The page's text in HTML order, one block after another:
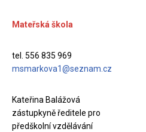
Mateřská škola
tel. 556 835 969
msmarkova1@seznam.cz
Kateřina Balážová
zástupkyně ředitele pro
předškolní vzdělávání